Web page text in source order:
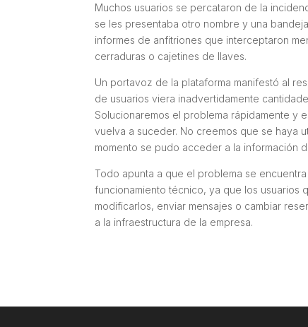
Muchos usuarios se percataron de la
se les presentaba otro nombre y una
informes de anfitriones que interceptaron
cerraduras o cajetines de llaves.
Un portavoz de la plataforma manifestó al
de usuarios viera inadvertidamente
Solucionaremos el problema rápidamente y
vuelva a suceder. No creemos que se haya
momento se pudo acceder a la información
Todo apunta a que el problema se
funcionamiento técnico, ya que los usuarios
modificarlos, enviar mensajes o cambiar
a la infraestructura de la empresa.